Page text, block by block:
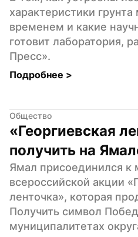
характеристики
временем и какие
готовит лаборатория,
Пресс».
Подробнее >
Общество
«Георгиевская
получить на
Ямал присоединился к
всероссийской акции
ленточка», которая
Получить символ
муниципалитетах